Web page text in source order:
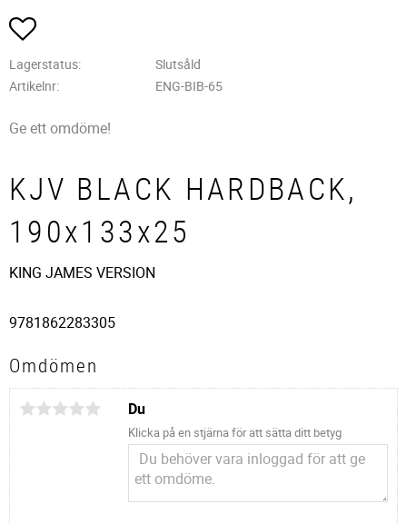
Lägg till i favoriter
Lagerstatus
Slutsåld
Artikelnr
ENG-BIB-65
Ge ett omdöme!
KJV BLACK HARDBACK,
190x133x25
KING JAMES VERSION
9781862283305
Omdömen
Du
Klicka på en stjärna för att sätta ditt betyg